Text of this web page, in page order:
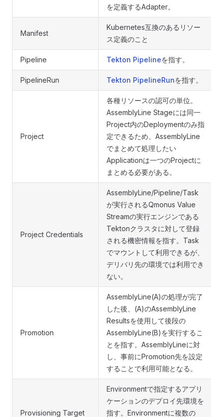
を定義するAdapter。
Manifest
Kubernetes互換のあるリソー
ス定義のこと
Pipeline Tekton Pipelineを指す。
PipelineRun Tekton PipelineRunを指す。
Project
各種リソースの認可の単位。
AssemblyLine Stageには同一
Project内のDeploymentのみ指
定できるため、AssemblyLine
でまとめて処理したい
Applicationは一つのProjectに
まとめる必要がある。
Project Credentials
AssemblyLine/Pipeline/Task
が実行されるQmonus Value
Streamの実行エンジンである
Tektonクラスタに対して登録
される機密情報を指す。Task
でマウントして利用できるが、
デリバリ先の環境では利用でき
ない。
Promotion
AssemblyLine(A)の処理が完了
した後、(A)のAssemblyLine
Resultsを使用して後段の
AssemblyLine(B)を実行するこ
とを指す。AssemblyLineに対
し、事前にPromotion先を設定
することで利用可能となる。
Provisioning Target
Environmentで指定するアプリ
ケーションのデプロイ先環境を
指す。Environmentに複数の